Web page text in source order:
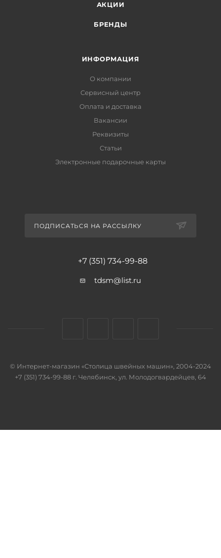
АКЦИИ
БРЕНДЫ
ИНФОРМАЦИЯ
О компании
Сервисный центр
Оплата и доставка
Вакансии
Реквизиты
Статьи
Электронные подарочные карты
ПОДПИСАТЬСЯ НА РАССЫЛКУ
+7 (351) 734-99-88
tdsm@list.ru
© Интернет-магазин «Столица швейных машин», 2004-2024
+7 (351) 734-99-88 г. Челябинск, ул. Молодогвардейцев, 64